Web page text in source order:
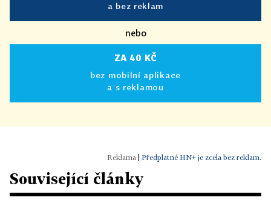
a bez reklam
nebo
ZA 40 KČ
bez mobilní aplikace
a s reklamou
Předplatné HN+ je zcela bez reklam.
Související články